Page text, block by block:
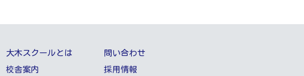
大木スクールとは
校舎案内
問い合わせ
採用情報